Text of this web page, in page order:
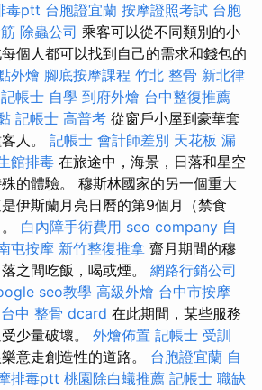
毒ptt 台胞證宜蘭 按摩證照考試 台胞
除蟲公司 乘客可以從不同類別的小
個人都可以找到自己的需求和錢包的
外燴 腳底按摩課程 竹北 整骨 新北律
記帳士 自學 到府外燴 台中整復推薦
記帳士 高普考 從窗戶小屋到豪華套
人。 記帳士 會計師差別 天花板 漏
館排毒 在旅途中，海景，日落和星空
的體驗。 穆斯林國家的另一個重大
伊斯蘭月亮日曆的第9個月（禁食
白內障手術費用 seo company 自
屯按摩 新竹整復推拿 齋月期間的穆
之間吃飯，喝或煙。 網路行銷公司
seo教學 高級外燴 台中市按摩
台中 整骨 dcard 在此期間，某些服務
少量破壞。 外燴佈置 記帳士 受訓
意走創造性的道路。 台胞證宜蘭 自
排毒ptt 桃園除白蟻推薦 記帳士 職缺